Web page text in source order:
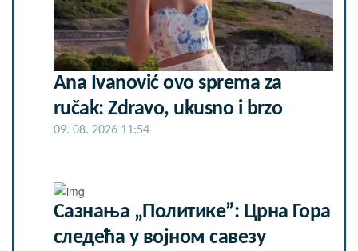
Ana Ivanović ovo sprema za
ručak: Zdravo, ukusno i brzo
09. 08. 2026 11:54
Сазнања „Политике”: Црна Гора
следећа у војном савезу